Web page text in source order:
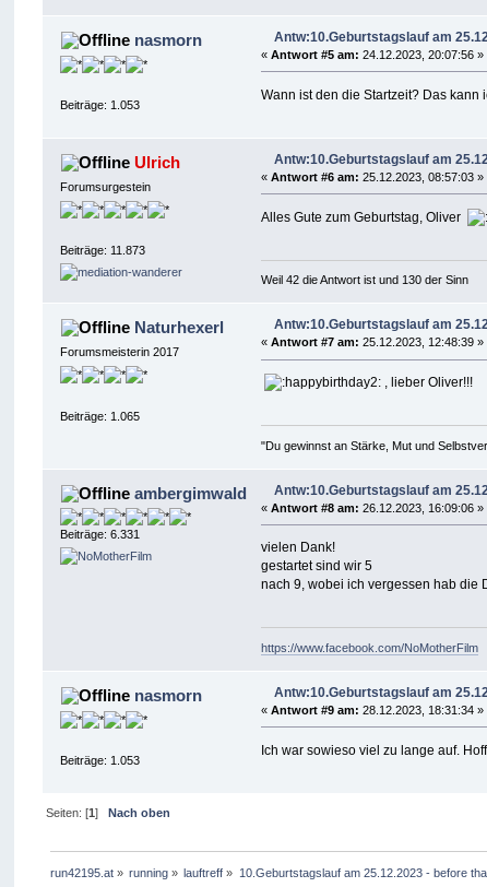
nasmorn
Beiträge: 1.053
Antw:10.Geburtstagslauf am
«Antwort #5 am: 24.12.2023, 20:07:56 »
Wann ist den die Startzeit? Das kann
Ulrich
Forumsurgestein
Beiträge: 11.873
Antw:10.Geburtstagslauf am
«Antwort #6 am: 25.12.2023, 08:57:03 »
Alles Gute zum Geburtstag, Oliver
Weil 42 die Antwort ist und 130 der Sinn
Naturhexerl
Forumsmeisterin 2017
Beiträge: 1.065
Antw:10.Geburtstagslauf am
«Antwort #7 am: 25.12.2023, 12:48:39 »
, lieber Oliver!!!
"Du gewinnst an Stärke, Mut und
ambergimwald
Beiträge: 6.331
Antw:10.Geburtstagslauf am
«Antwort #8 am: 26.12.2023, 16:09:06 »
vielen Dank!
gestartet sind wir 5
nach 9, wobei ich vergessen hab die
https://www.facebook.com/NoMotherFilm
nasmorn
Beiträge: 1.053
Antw:10.Geburtstagslauf am
«Antwort #9 am: 28.12.2023, 18:31:34 »
Ich war sowieso viel zu lange auf.
Seiten: [1] Nach oben
run42195.at» running » lauftreff » 10.Geburtstagslauf am 25.12.2023 - before